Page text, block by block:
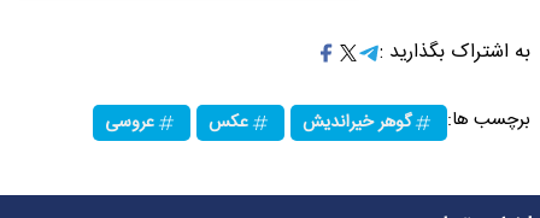
به اشتراک بگذارید :
برچسب ها: گوهر خیراندیش عکس عروسی